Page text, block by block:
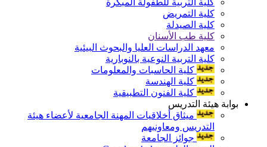
كلية التمريض
كلية الصيدلة
كلية طب الأسنان
معهد الدراسات العليا والبحوث البيئية
كلية التربية النوعية بالنوبارية
كلية الحاسبات والمعلومات
كلية الهندسة
كلية الفنون التطبيقية
بوابة هيئة التدريس
ميثاق أخلاقيات المهنة الجامعية لأعضاء هيئة
التدريس ومعاونيهم
جوائز الجامعة